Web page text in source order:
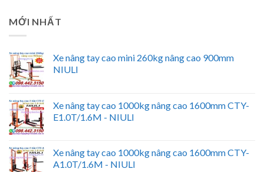
MỚI NHẤT
Xe nâng tay cao mini 260kg nâng cao 900mm
NIULI
Xe nâng tay cao 1000kg nâng cao 1600mm CTY-
E1.0T/1.6M - NIULI
Xe nâng tay cao 1000kg nâng cao 1600mm CTY-
A1.0T/1.6M - NIULI